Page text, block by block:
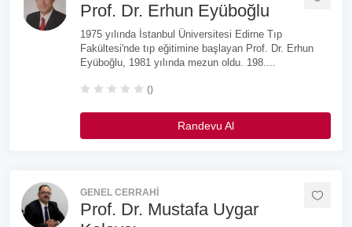
Prof. Dr. Erhun Eyüboğlu
1975 yılında İstanbul Üniversitesi Edirne Tıp
Fakültesi'nde tıp eğitimine başlayan Prof. Dr. Erhun
Eyüboğlu, 1981 yılında mezun oldu. 198....
()
Randevu Al
GENEL CERRAHI
Prof. Dr. Mustafa Uygar